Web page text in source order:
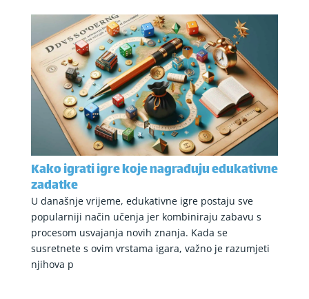
Kako igrati igre koje nagrađuju edukativne
zadatke
U današnje vrijeme, edukativne igre postaju sve
popularniji način učenja jer kombiniraju zabavu s
procesom usvajanja novih znanja. Kada se
susretnete s ovim vrstama igara, važno je razumjeti
njihova p